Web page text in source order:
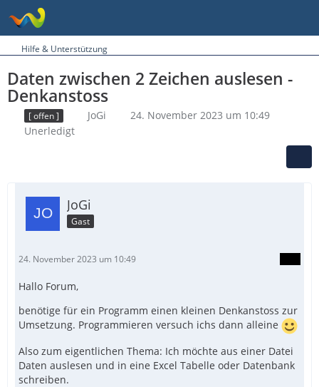
Hilfe & Unterstützung
Daten zwischen 2 Zeichen auslesen -
Denkanstoss
[ offen ] JoGi
24. November 2023 um 10:49
Unerledigt
JoGi
Gast
24. November 2023 um 10:49
Hallo Forum,
benötige für ein Programm einen kleinen Denkanstoss zur
Umsetzung. Programmieren versuch ichs dann alleine
Also zum eigentlichen Thema: Ich möchte aus einer Datei
Daten auslesen und in eine Excel Tabelle oder Datenbank
schreiben.